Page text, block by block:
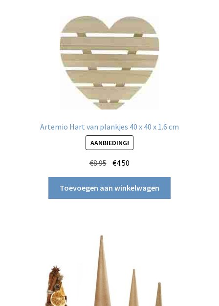
Artemio Hart van plankjes 40 x 40 x 1.6 cm
AANBIEDING!
€8.95 Oorspronkelijke
prijs
was:
€8.95.
€4.50
prijs
is:
€4.50.
Toevoegen aan winkelwagen